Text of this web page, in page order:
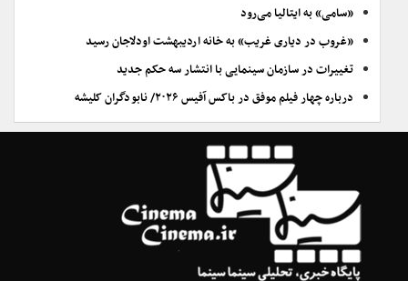
«سامی» به ایتالیا می‌رود
«غروب در دیاری غریب» به خانه اردیبهشت اودلاجان رسید
تغییرات در سازمان سینمایی با انتشار سه حکم جدید
درباره چهار فیلم موفق در باکس آفیس ۲۰۲۶/ نابودگران کلیشه